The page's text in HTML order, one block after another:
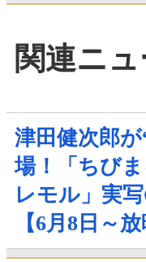
関連ニ
津田健次郎
場！「ちび
レモル」実
【6月8日～放